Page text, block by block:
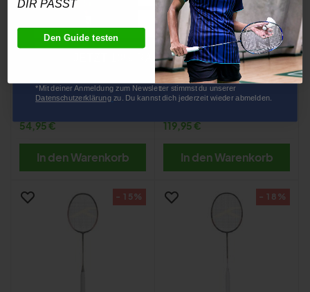
ZERV Dragonfly Elite V2
54,95 €
In den Warenkorb
Yonex Astrox Lite 45I
119,95 €
In den Warenkorb
- 15% - 18%
JETZT 10% RABATT SICHERN
*Mit deiner Anmeldung zum Newsletter stimmst du unserer
Datenschutzerklärung​ zu. Du kannst dich jederzeit wieder abmelden.
DIR PASST
Den Guide testen